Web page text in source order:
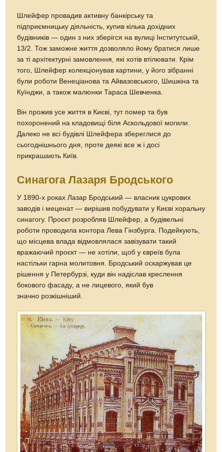
Шлейфер провадив активну банкірську та
підприємницьку діяльність, купив кілька дохідних
будівників — один з них зберігся на вулиці Інститутській,
13/2. Тож заможне життя дозволяло йому братися лише
за ті архітектурні замовлення, які хотів втілювати. Крім
того, Шлейфер колекціонував картини, у його зібранні
були роботи Венеціанова та Айвазовського, Шишкіна та
Куїнджи, а також малюнки Тараса Шевченка.
Він прожив усе життя в Києві, тут помер та був
похоронений на кладовищі біля Аскольдової могили.
Далеко не всі будівлі Шлейфера збереглися до
сьогоднішнього дня, проте деякі все ж і досі
прикрашають Київ.
Синагога Лазаря Бродського
У 1890-х роках Лазар Бродський — власник цукрових
заводів і меценат — вирішив побудувати у Києві хоральну
синагогу. Проєкт розробляв Шлейфер, а будівельні
роботи проводила контора Лева Гінзбурга. Подейкують,
що місцева влада відмовлялася завізувати такий
вражаючий проєкт — не хотіли, щоб у євреїв була
настільки гарна молитовня. Бродський оскаржував це
рішення у Петербурзі, куди він надіслав креслення
бокового фасаду, а не лицевого, який був
значно розкішніший.